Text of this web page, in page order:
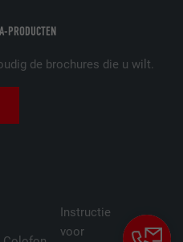
PRODUCTEN
de brochures die u wilt.
Instructie
voor
Cookie-